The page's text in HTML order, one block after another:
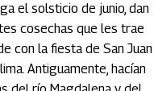
el solsticio de junio, dan
cosechas que les trae
con la fiesta de San Juan
Antiguamente, hacían